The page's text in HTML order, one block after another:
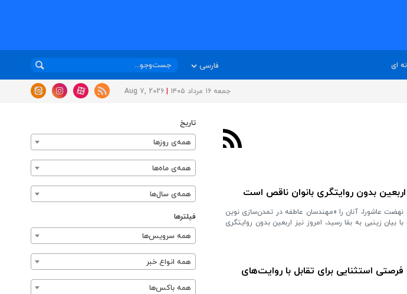
ای
جمعه ۱۶ مرداد ۱۴۰۵ Aug 7, 2026
بدون روایتگری بانوان ناقص است
نهضت عاشورا، آنان را «مهندسان عاطفه در تمدن‌سازی نوین
بیان زینبی به بقا رسید، امروز نیز اربعین بدون روایتگری
فرصتی استثنایی برای تقابل با روایت‌های
تاریخ
همه‌ی روزها
همه‌ی ماه‌ها
همه‌ی سال‌ها
فیلترها
همه سرویس‌ها
همه انواع خبر
همه باکس‌ها